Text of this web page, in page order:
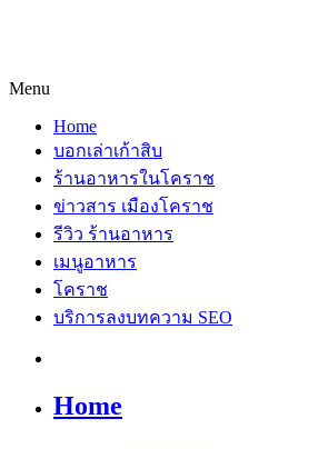
Menu
Home
บอกเล่าเก้าสิบ
ร้านอาหารในโคราช
ข่าวสาร เมืองโคราช
รีวิว ร้านอาหาร
เมนูอาหาร
โคราช
บริการลงบทความ SEO
Home